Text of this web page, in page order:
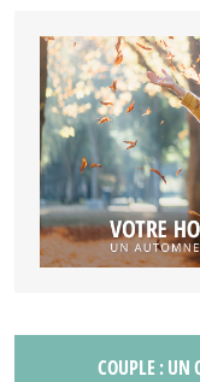
COUPLE : UN